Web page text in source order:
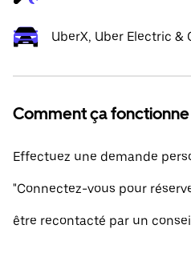
UberX, Uber Electric &
Comment ça fonctionne
Effectuez une demande
"Connectez-vous pour
être recontacté par un